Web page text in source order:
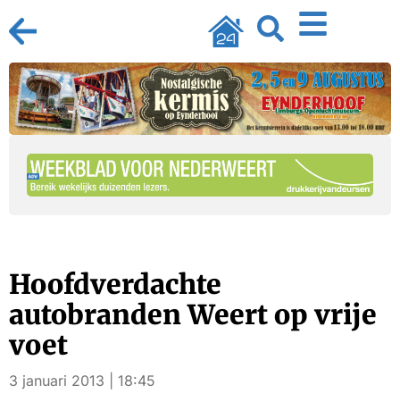
Hoofdverdachte
autobranden Weert op vrije
voet
3 januari 2013 | 18:45